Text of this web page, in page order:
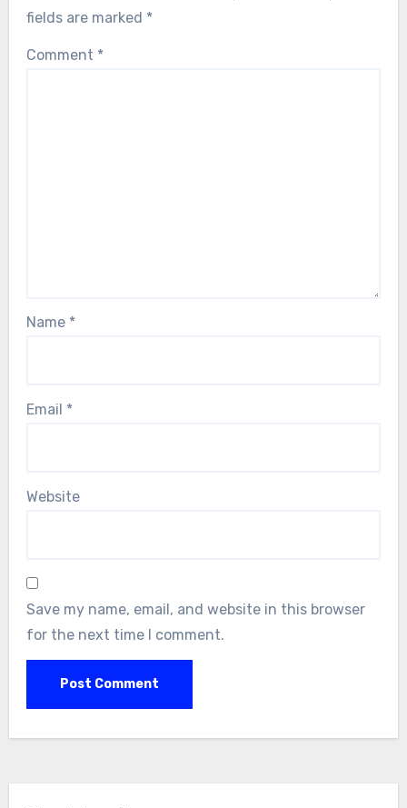
fields are marked *
Comment *
Name *
Email *
Website
Save my name, email, and website in this browser
for the next time I comment.